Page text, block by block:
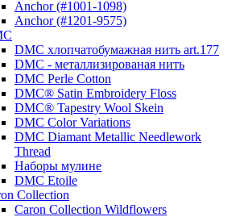
Anchor (#1001-1098)
Anchor (#1201-9575)
DMC хлопчатобумажная нить art.177
DMC - металлизированая нить
DMC Perle Cotton
DMC® Satin Embroidery Floss
DMC® Tapestry Wool Skein
DMC Color Variations
DMC Diamant Metallic Needlework
Thread
Наборы мулине
DMC Etoile
Collection
Caron Collection Wildflowers